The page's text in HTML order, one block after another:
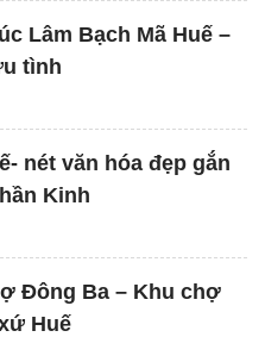
Lâm Bạch Mã Huế –
tình
nét văn hóa đẹp gắn
Kinh
Đông Ba – Khu chợ
Huế